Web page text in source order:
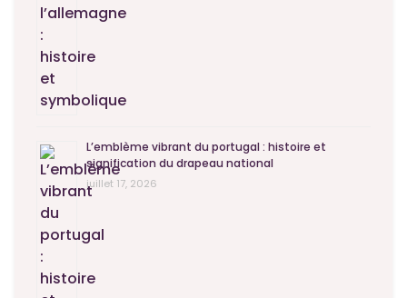
L’emblème vibrant du portugal : histoire et
signification du drapeau national
juillet 17, 2026